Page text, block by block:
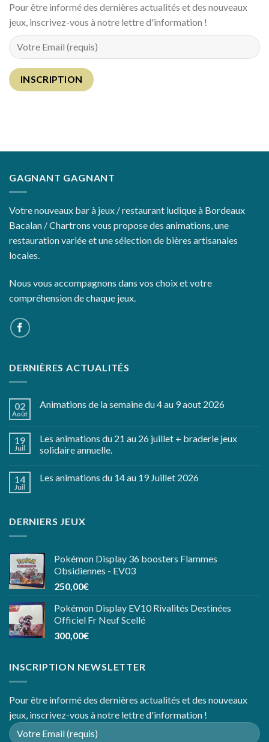
Pour être informé des dernières actualités et des nouveaux
jeux, inscrivez-vous à notre lettre d'information !
GAGNANT GAGNANT
Votre nouveaux bar à jeux / restaurant ludique à Bordeaux
Bacalan / Chartrons vous propose des animations, une
restauration variée et une sélection de bières artisanales
locales.
Nous vous accompagnons dans vos choix et votre
compréhension de chaque jeux.
DERNIÈRES ACTUALITÉS
02
Août
Animations de la semaine du 4 au 9 aout 2026
19
Juil
Les animations du 21 au 26 juillet + braderie jeux
solidaire annuelle.
14
Juil
Les animations du 14 au 19 Juillet 2026
DERNIERS JEUX
Pokémon Display 36 boosters Flammes
Obsidiennes - EV03
250,00€
Pokémon Display EV10 Rivalités Destinées
Officiel Fr Neuf Scellé
300,00€
INSCRIPTION NEWSLETTER
Pour être informé des dernières actualités et des nouveaux
jeux, inscrivez-vous à notre lettre d'information !